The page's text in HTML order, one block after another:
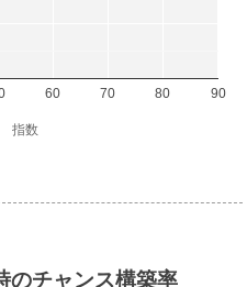
60 70 80 90
指数
のチャンス構築率